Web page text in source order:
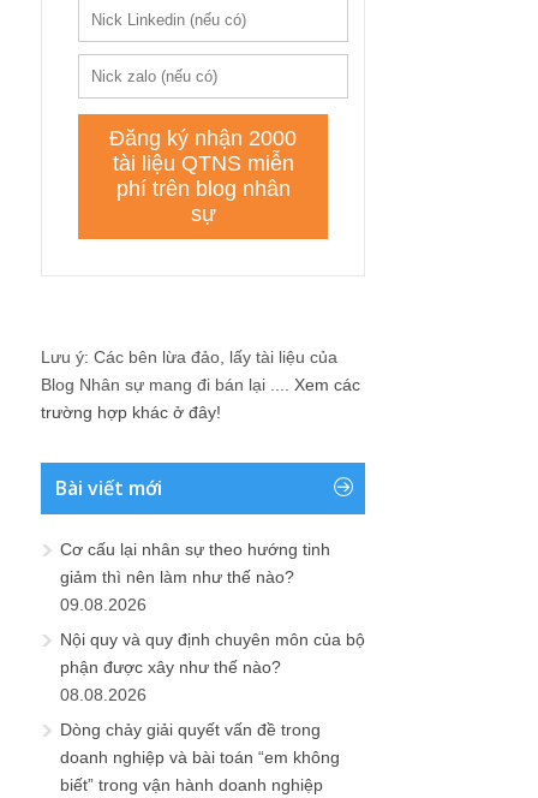
Lưu ý: Các bên lừa đảo, lấy tài liệu của
Blog Nhân sự mang đi bán lại .... Xem các
trường hợp khác ở đây!
Bài viết mới
Cơ cấu lại nhân sự theo hướng tinh
giảm thì nên làm như thế nào?
09.08.2026
Nội quy và quy định chuyên môn của bộ
phận được xây như thế nào?
08.08.2026
Dòng chảy giải quyết vấn đề trong
doanh nghiệp và bài toán “em không
biết” trong vận hành doanh nghiệp